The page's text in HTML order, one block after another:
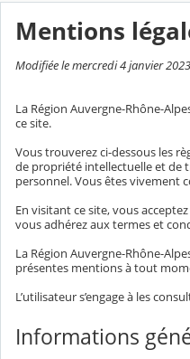
Mentions
Modifiée le mercredi 4 janvier
La Région Auvergne-Rhône-
ce site.
Vous trouverez ci-dessous les
de propriété intellectuelle et de
personnel. Vous êtes vivement
En visitant ce site, vous
vous adhérez aux termes et
La Région Auvergne-Rhône-
présentes mentions à tout
L’utilisateur s’engage à les
Informations